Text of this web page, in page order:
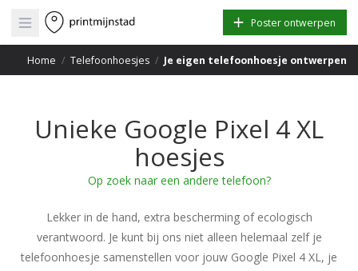
Open main menu Poster ontwerpen
Home / Telefoonhoesjes / Je eigen telefoonhoesje ontwerpen
Unieke Google Pixel 4 XL
hoesjes
Op zoek naar een andere telefoon?
Lekker in de hand, extra bescherming of ecologisch
verantwoord. Je kunt bij ons niet alleen helemaal zelf je
telefoonhoesje samenstellen voor jouw Google Pixel 4 XL, je